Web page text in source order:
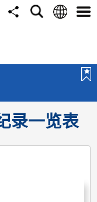
分
搜
语
选
录一览表